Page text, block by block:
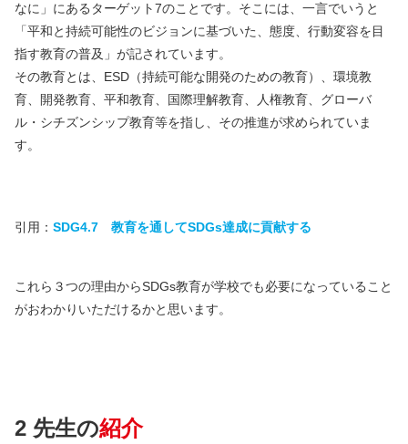
なに」にあるターゲット7のことです。そこには、一言でいうと
「平和と持続可能性のビジョンに基づいた、態度、行動変容を目
指す教育の普及」が記されています。
その教育とは、ESD（持続可能な開発のための教育）、環境教
育、開発教育、平和教育、国際理解教育、人権教育、グローバ
ル・シチズンシップ教育等を指し、その推進が求められていま
す。
引用： SDG4.7 教育を通してSDGs達成に貢献する
これら３つの理由からSDGs教育が学校でも必要になっていること
がおわかりいただけるかと思います。
2 先生の紹介